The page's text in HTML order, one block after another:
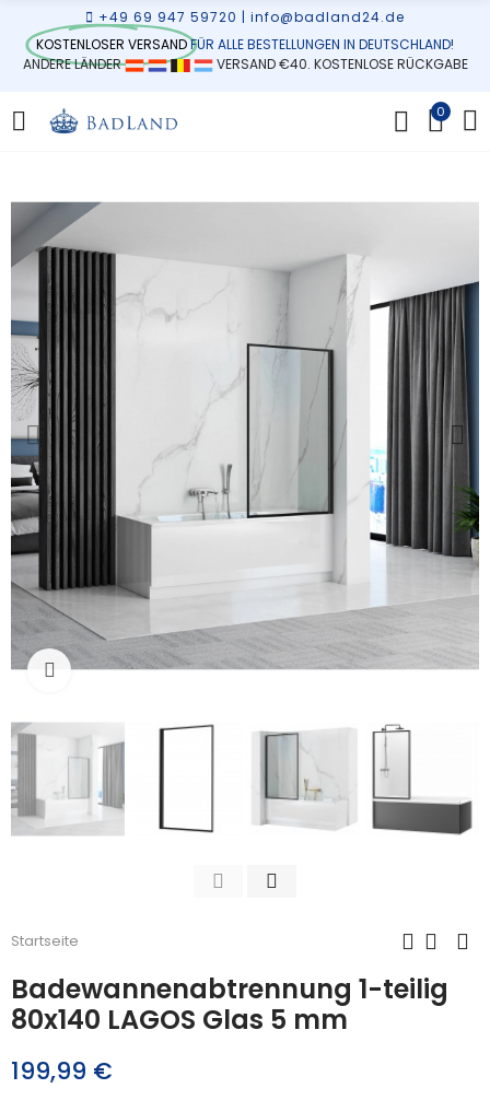
+49 69 947 59720 | info@badland24.de
KOSTENLOSER VERSANDFÜR ALLE BESTELLUNGEN IN DEUTSCHLAND!
ANDERE LÄNDER
VERSAND €40. KOSTENLOSE RÜCKGABE
0
Zum Vergrößern anklicken
Startseite
Badewannenabtrennung 1-teilig
80x140 LAGOS Glas 5 mm
199,99 €